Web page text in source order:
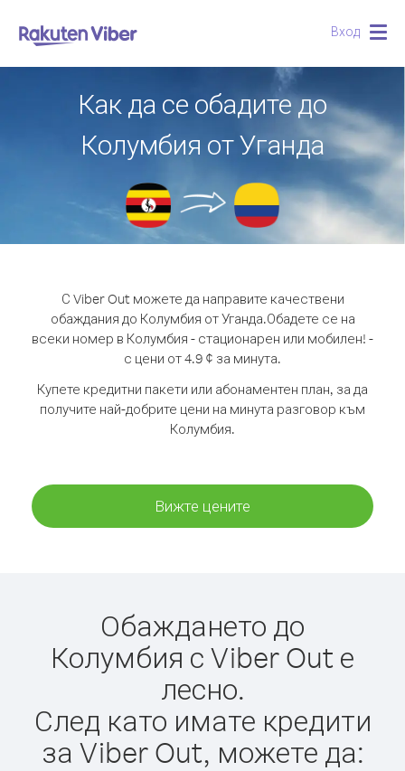
Вход
Как да се обадите до
Колумбия от Уганда
С Viber Out можете да направите качествени
обаждания до Колумбия от Уганда.Обадете се на
всеки номер в Колумбия - стационарен или мобилен! -
с цени от 4.9 ¢ за минута.
Купете кредитни пакети или абонаментен план, за да
получите най-добрите цени на минута разговор към
Колумбия.
Вижте цените
Обаждането до
Колумбия с Viber Out е
лесно.
След като имате кредити
за Viber Out, можете да: